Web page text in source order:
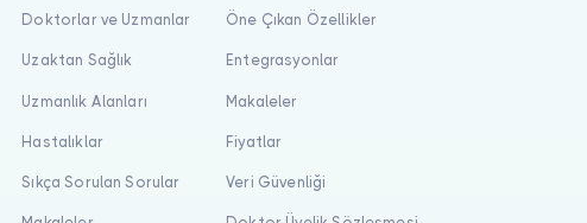
Doktorlar ve Uzmanlar
Uzaktan Sağlık
Uzmanlık Alanları
Hastalıklar
Sıkça Sorulan Sorular
Öne Çıkan Özellikler
Entegrasyonlar
Makaleler
Fiyatlar
Veri Güvenliği